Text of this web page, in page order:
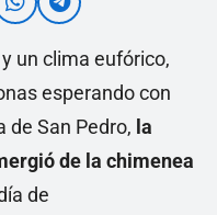
un clima eufórico,
esperando con
de San Pedro, la
de la chimenea
de